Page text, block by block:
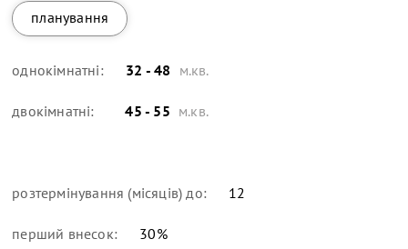
планування
однокімнатні: 32 - 48 м.кв.
двокімнатні: 45 - 55 м.кв.
розтермінування (місяців) до: 12
перший внесок: 30%